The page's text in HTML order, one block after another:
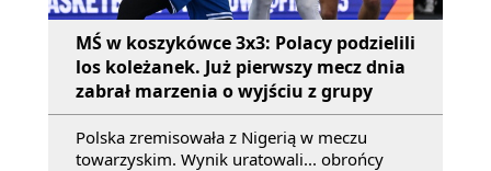
MŚ w koszykówce 3x3: Polacy podzielili
los koleżanek. Już pierwszy mecz dnia
zabrał marzenia o wyjściu z grupy
Polska zremisowała z Nigerią w meczu
towarzyskim. Wynik uratowali... obrońcy